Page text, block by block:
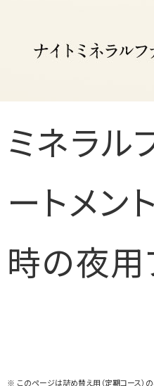
ミネラル
ートメン
時の夜用
※ このページは詰め替え用（定期コース）の